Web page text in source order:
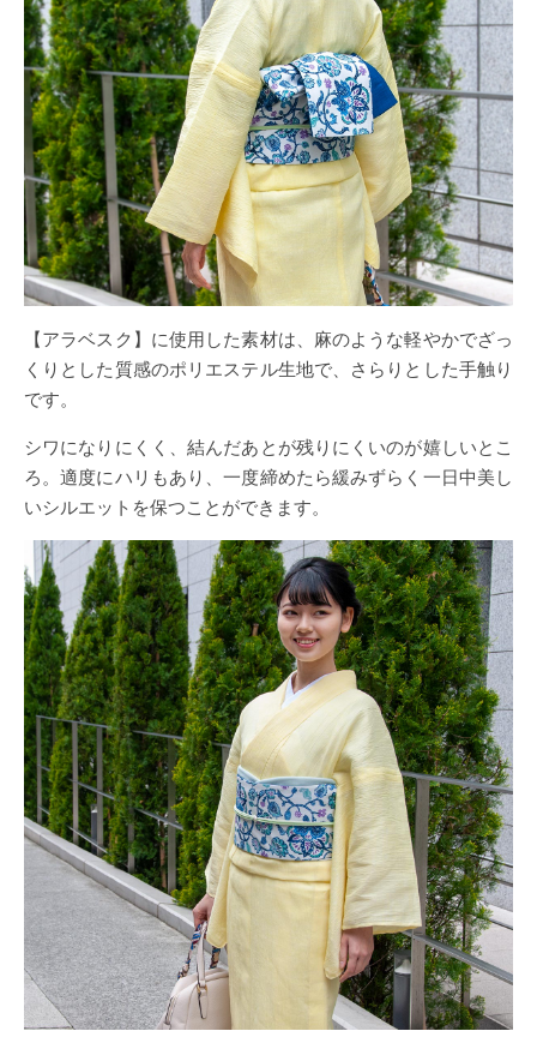
【アラベスク】に使用した素材は、麻のような軽やかでざっ
くりとした質感のポリエステル生地で、さらりとした手触り
です。
シワになりにくく、結んだあとが残りにくいのが嬉しいとこ
ろ。適度にハリもあり、一度締めたら緩みずらく一日中美し
いシルエットを保つことができます。